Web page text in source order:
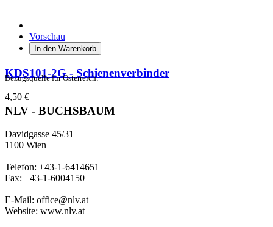
Vorschau
In den Warenkorb
KDS101-2G - Schienenverbinder
4,50 €
Bezugsquelle für Österreich:
NLV - BUCHSBAUM
Davidgasse 45/31
1100 Wien
Telefon: +43-1-6414651
Fax: +43-1-6004150
E-Mail: office@nlv.at
Website: www.nlv.at